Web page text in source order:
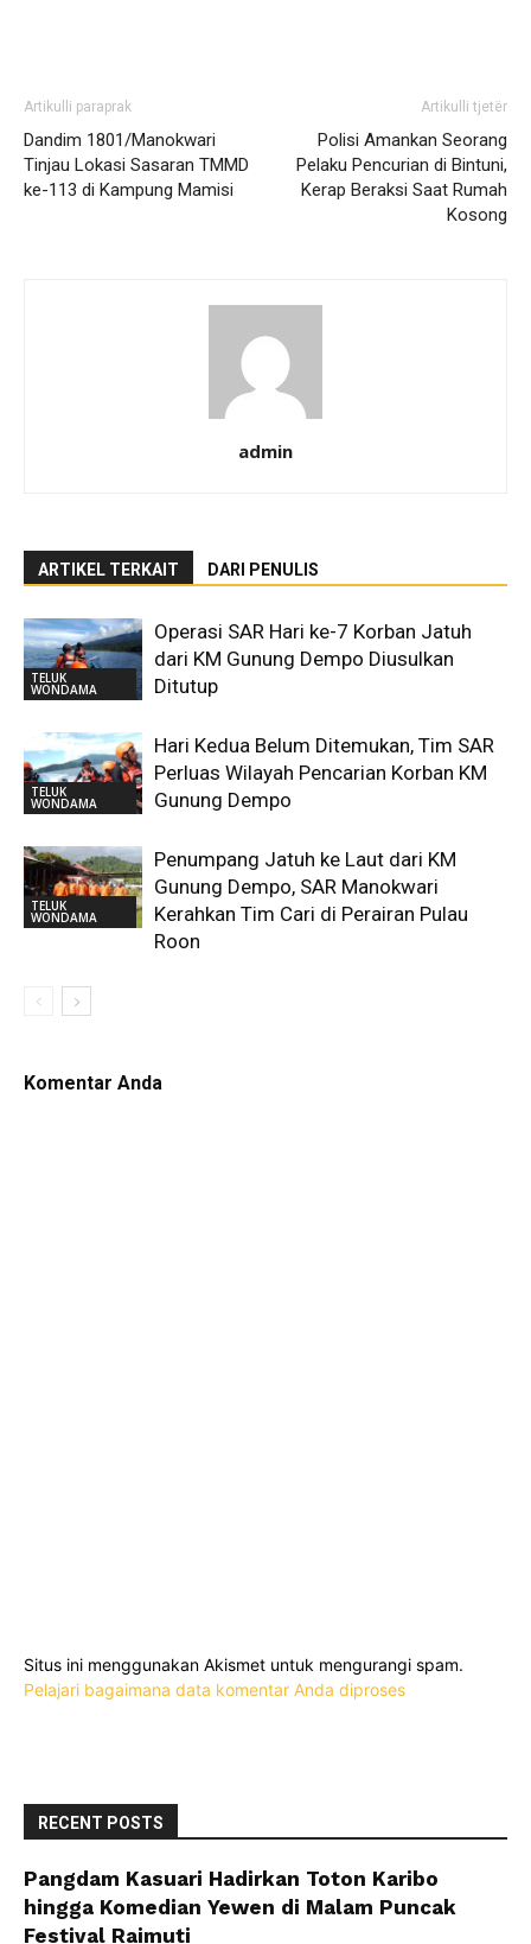
Artikulli paraprak
Dandim 1801/Manokwari
Tinjau Lokasi Sasaran TMMD
ke-113 di Kampung Mamisi
Artikulli tjetër
Polisi Amankan Seorang
Pelaku Pencurian di Bintuni,
Kerap Beraksi Saat Rumah
Kosong
admin
ARTIKEL TERKAIT DARI PENULIS
TELUK
WONDAMA
Operasi SAR Hari ke-7 Korban Jatuh
dari KM Gunung Dempo Diusulkan
Ditutup
TELUK
WONDAMA
Hari Kedua Belum Ditemukan, Tim SAR
Perluas Wilayah Pencarian Korban KM
Gunung Dempo
TELUK
WONDAMA
Penumpang Jatuh ke Laut dari KM
Gunung Dempo, SAR Manokwari
Kerahkan Tim Cari di Perairan Pulau
Roon
Komentar Anda
Situs ini menggunakan Akismet untuk mengurangi spam.
Pelajari bagaimana data komentar Anda diproses
RECENT POSTS
Pangdam Kasuari Hadirkan Toton Karibo
hingga Komedian Yewen di Malam Puncak
Festival Raimuti